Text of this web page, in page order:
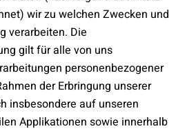
wir zu welchen Zwecken und
verarbeiten. Die
gilt für alle von uns
personenbezogener
der Erbringung unserer
insbesondere auf unseren
Applikationen sowie innerhalb